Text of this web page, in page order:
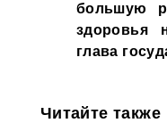
большую
здоровья
глава
Читайте также